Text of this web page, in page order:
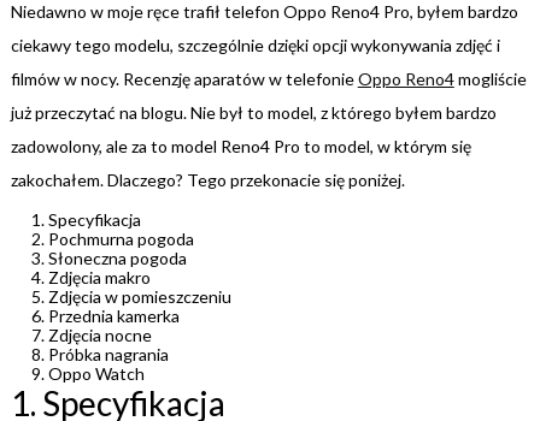
Niedawno w moje ręce trafił telefon Oppo Reno4 Pro, byłem bardzo
ciekawy tego modelu, szczególnie dzięki opcji wykonywania zdjęć i
filmów w nocy. Recenzję aparatów w telefonieOppo Reno4mogliście
już przeczytać na blogu. Nie był to model, z którego byłem bardzo
zadowolony, ale za to model Reno4 Pro to model, w którym się
zakochałem. Dlaczego? Tego przekonacie się poniżej.
Specyfikacja
Pochmurna pogoda
Słoneczna pogoda
Zdjęcia makro
Zdjęcia w pomieszczeniu
Przednia kamerka
Zdjęcia nocne
Próbka nagrania
Oppo Watch
1. Specyfikacja